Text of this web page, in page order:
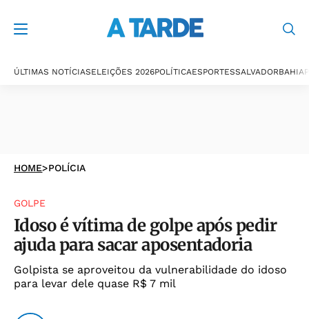
ÚLTIMAS NOTÍCIASELEIÇÕES 2026POLÍTICAESPORTESSALVADORBAHIA
HOME>POLÍCIA
GOLPE
Idoso é vítima de golpe após pedir
ajuda para sacar aposentadoria
Golpista se aproveitou da vulnerabilidade do idoso
para levar dele quase R$ 7 mil